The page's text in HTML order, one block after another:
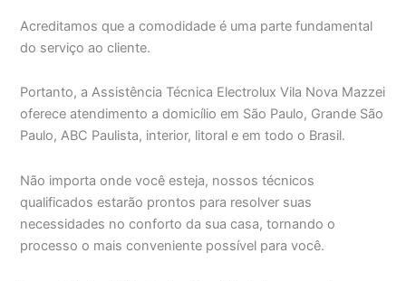
Acreditamos que a comodidade é uma parte fundamental
do serviço ao cliente.
Portanto, a Assistência Técnica Electrolux Vila Nova Mazzei
oferece atendimento a domicílio em São Paulo, Grande São
Paulo, ABC Paulista, interior, litoral e em todo o Brasil.
Não importa onde você esteja, nossos técnicos
qualificados estarão prontos para resolver suas
necessidades no conforto da sua casa, tornando o
processo o mais conveniente possível para você.